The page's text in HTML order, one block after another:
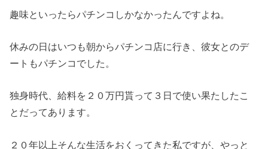
趣味といったらパチンコしかなかったんですよね。
休みの日はいつも朝からパチンコ店に行き、彼女とのデ
ートもパチンコでした。
独身時代、給料を２０万円貰って３日で使い果たしたこ
とだってあります。
２０年以上そんな生活をおくってきた私ですが、やっと